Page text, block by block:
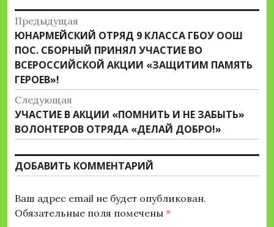
Навигация
по
записям
Предыдущая
Предыдущая
запись:
ЮНАРМЕЙСКИЙ ОТРЯД 9 КЛАССА ГБОУ ООШ
ПОС. СБОРНЫЙ ПРИНЯЛ УЧАСТИЕ ВО
ВСЕРОССИЙСКОЙ АКЦИИ «ЗАЩИТИМ ПАМЯТЬ
ГЕРОЕВ»!
Следующая
Следующая
запись:
УЧАСТИЕ В АКЦИИ «ПОМНИТЬ И НЕ ЗАБЫТЬ»
ВОЛОНТЕРОВ ОТРЯДА «ДЕЛАЙ ДОБРО!»
ДОБАВИТЬ КОММЕНТАРИЙ
Ваш адрес email не будет опубликован.
Обязательные поля помечены *